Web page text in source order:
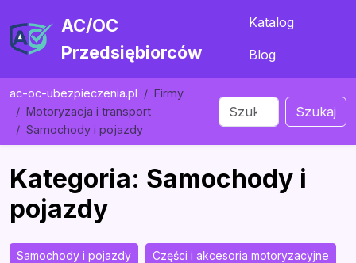
AC/OC
Przedsiębiorców
Katalog
Blog
ac-oc-ubezpieczenia.pl
Firmy
Motoryzacja i transport
Samochody i pojazdy
Szukaj
Kategoria: Samochody i
pojazdy
Samochody i pojazdy Części i akcesoria motoryzacyjne